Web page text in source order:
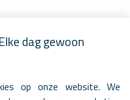
in Hoenderpark
dag gewoon
op onze website. We